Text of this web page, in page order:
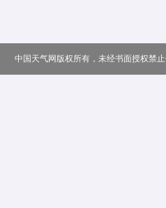
中国天气网版权所有，未经书面授权